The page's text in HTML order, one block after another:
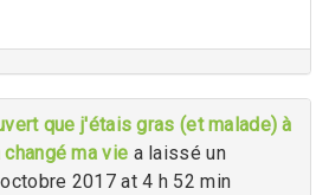
que j'étais gras (et malade) à
ma vie a laissé un
2017 at 4 h 52 min